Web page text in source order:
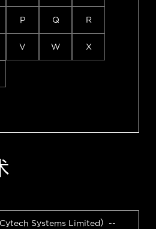
P Q R
V W X
Cytech Systems Limited）--